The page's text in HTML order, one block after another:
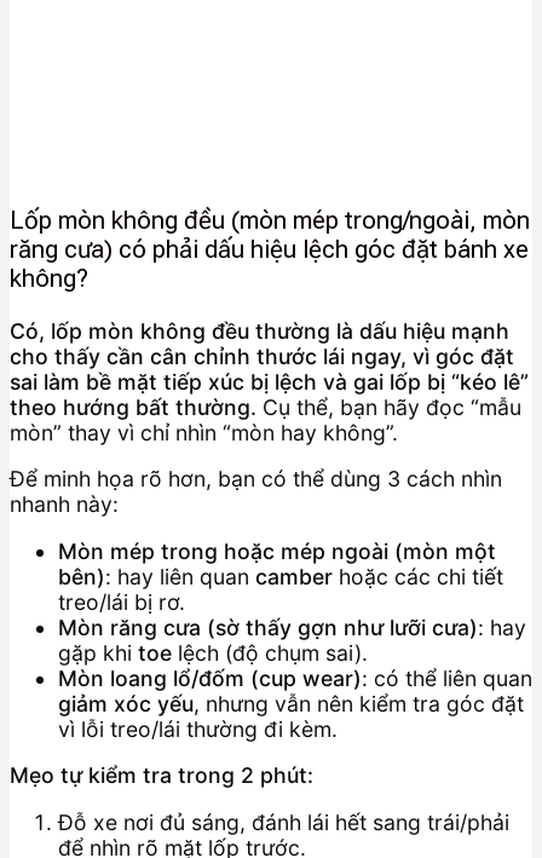
Lốp mòn không đều (mòn mép trong/ngoài, mòn
răng cưa) có phải dấu hiệu lệch góc đặt bánh xe
không?
Có, lốp mòn không đều thường là dấu hiệu mạnh
cho thấy cần cân chỉnh thước lái ngay, vì góc đặt
sai làm bề mặt tiếp xúc bị lệch và gai lốp bị “kéo lê”
theo hướng bất thường. Cụ thể, bạn hãy đọc “mẫu
mòn” thay vì chỉ nhìn “mòn hay không”.
Để minh họa rõ hơn, bạn có thể dùng 3 cách nhìn
nhanh này:
Mòn mép trong hoặc mép ngoài (mòn một
bên): hay liên quan camber hoặc các chi tiết
treo/lái bị rơ.
Mòn răng cưa (sờ thấy gợn như lưỡi cưa): hay
gặp khi toe lệch (độ chụm sai).
Mòn loang lổ/đốm (cup wear): có thể liên quan
giảm xóc yếu, nhưng vẫn nên kiểm tra góc đặt
vì lỗi treo/lái thường đi kèm.
Mẹo tự kiểm tra trong 2 phút:
Đỗ xe nơi đủ sáng, đánh lái hết sang trái/phải
để nhìn rõ mặt lốp trước.